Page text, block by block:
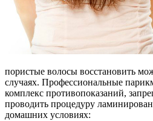
пористые волосы восстановить
случаях. Профессиональные
комплекс противопоказаний,
проводить процедуру
домашних условиях: